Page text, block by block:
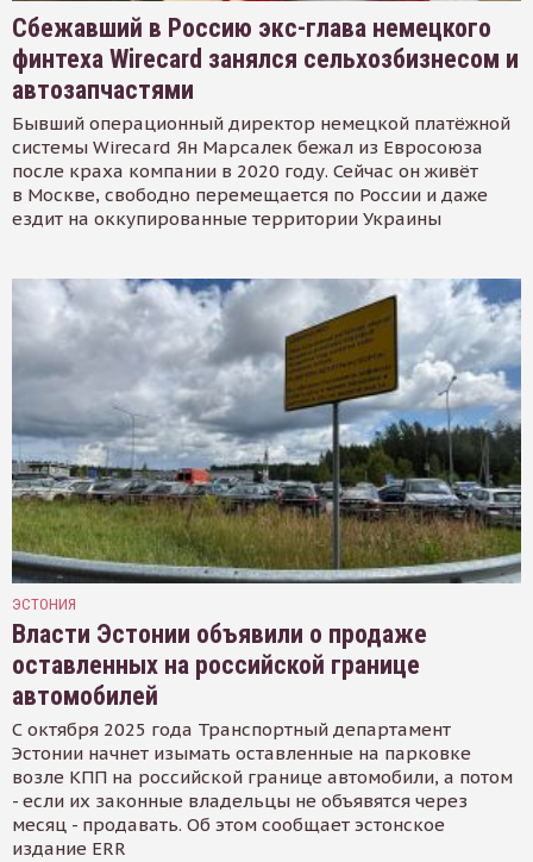
Сбежавший в Россию экс-глава немецкого
финтеха Wirecard занялся сельхозбизнесом и
автозапчастями
Бывший операционный директор немецкой платёжной
системы Wirecard Ян Марсалек бежал из Евросоюза
после краха компании в 2020 году. Сейчас он живёт
в Москве, свободно перемещается по России и даже
ездит на оккупированные территории Украины
ЭСТОНИЯ
Власти Эстонии объявили о продаже
оставленных на российской границе
автомобилей
С октября 2025 года Транспортный департамент
Эстонии начнет изымать оставленные на парковке
возле КПП на российской границе автомобили, а потом
- если их законные владельцы не объявятся через
месяц - продавать. Об этом сообщает эстонское
издание ERR